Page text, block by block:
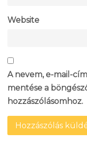
Website
A nevem, e-mail-
mentése a
hozzászólásomhoz.